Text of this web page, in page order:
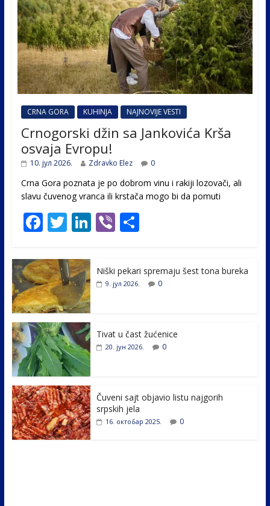
CRNA GORA KUHINJA NAJNOVIJE VESTI
Crnogorski džin sa Jankovića Krša
osvaja Evropu!
10. јул 2026. Zdravko Elez 0
Crna Gora poznata je po dobrom vinu i rakiji lozovači, ali
slavu čuvenog vranca ili krstača mogo bi da pomuti
F
e
b
o
o
k
T
itt
er
Li
e
Vi
er
S
e
Niški pekari spremaju šest tona bureka
9. јул 2026. 0
Tivat u čast žućenice
20. јун 2026. 0
Čuveni sajt objavio listu najgorih
srpskih jela
16. октобар 2025. 0